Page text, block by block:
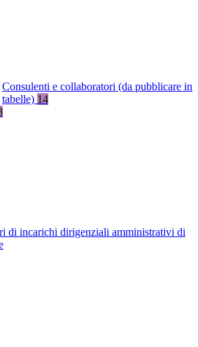
Consulenti e collaboratori (da pubblicare in
tabelle) 14
di incarichi dirigenziali amministrativi di